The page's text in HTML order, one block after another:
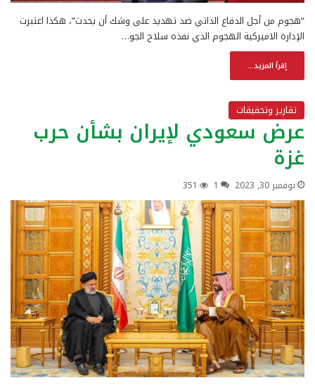
“هجوم من أجل الدفاع الذاتي ضد تهديد على وشك أن يحدث”، هكذا اعتبرت
الإدارة الاميركية الهجوم الذي نفذه سلاح الجو…
إقرأ المزيد...
تقارير وتحقيقات
عرض سعودي لإيران بشأن حرب
غزة
نوفمبر 30, 2023 1
351